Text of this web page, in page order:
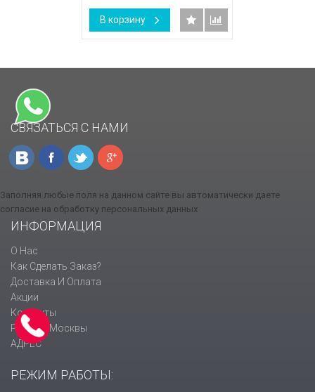
В корзину
СВЯЗАТЬСЯ С НАМИ
Заполняя любые поля на данном сайте вы автоматически даете
согласие на обработку персональных данных
ИНФОРМАЦИЯ
О Нас
Как Сделать Заказ?
Доставка И Оплата
Акции
Контакты
Районы Москвы
АДРЕС
РЕЖИМ РАБОТЫ: